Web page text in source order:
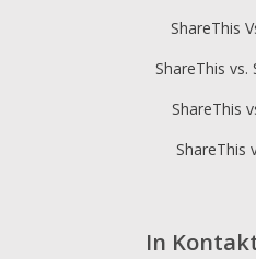
ShareThis
ShareThis vs.
ShareThis
ShareThis
In